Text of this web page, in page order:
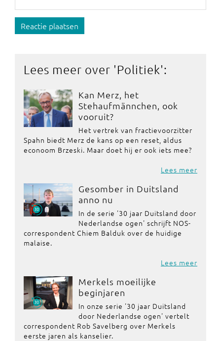
Reactie plaatsen
Lees meer over 'Politiek':
Kan Merz, het
Stehaufmännchen, ook
vooruit?
Het vertrek van fractievoorzitter
Spahn biedt Merz de kans op een reset, aldus
econoom Brzeski. Maar doet hij er ook iets mee?
Lees meer
Gesomber in Duitsland
anno nu
In de serie '30 jaar Duitsland door
Nederlandse ogen' schrijft NOS-
correspondent Chiem Balduk over de huidige
malaise.
Lees meer
Merkels moeilijke
beginjaren
In onze serie '30 jaar Duitsland
door Nederlandse ogen' vertelt
correspondent Rob Savelberg over Merkels
eerste jaren als kanselier.